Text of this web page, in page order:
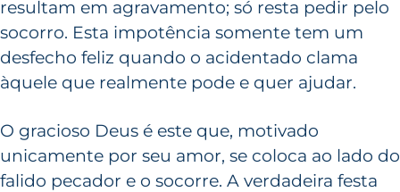
resultam em agravamento; só resta pedir pelo
socorro. Esta impotência somente tem um
desfecho feliz quando o acidentado clama
àquele que realmente pode e quer ajudar.
O gracioso Deus é este que, motivado
unicamente por seu amor, se coloca ao lado do
falido pecador e o socorre. A verdadeira festa